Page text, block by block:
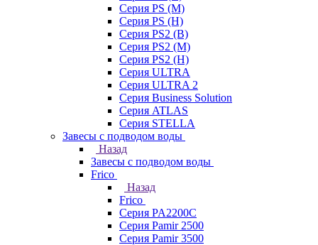
Серия PS (M)
Серия PS (H)
Серия PS2 (B)
Серия PS2 (M)
Серия PS2 (H)
Серия ULTRA
Серия ULTRA 2
Серия Business Solution
Серия ATLAS
Серия STELLA
Завесы с подводом воды
Назад
Завесы с подводом воды
Frico
Назад
Frico
Серия PA2200C
Серия Pamir 2500
Серия Pamir 3500